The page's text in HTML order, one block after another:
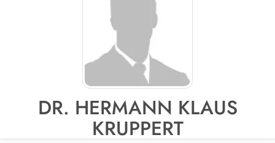
DR. HERMANN KLAUS
KRUPPERT